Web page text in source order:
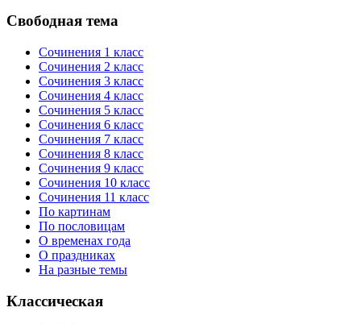
Свободная тема
Сочинения 1 класс
Сочинения 2 класс
Сочинения 3 класс
Сочинения 4 класс
Сочинения 5 класс
Сочинения 6 класс
Сочинения 7 класс
Сочинения 8 класс
Сочинения 9 класс
Сочинения 10 класс
Сочинения 11 класс
По картинам
По пословицам
О временах года
О праздниках
На разные темы
Классическая